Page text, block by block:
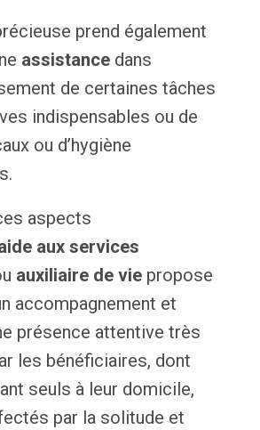
prend également
assistancedans
de certaines tâches
indispensables ou de
ou d’hygiène
aspects
aux services
auxiliaire de viepropose
accompagnement et
présence attentive très
les bénéficiaires, dont
seuls à leur domicile,
par la solitude et